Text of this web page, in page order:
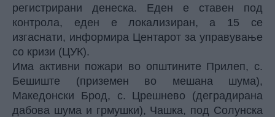
регистрирани денеска. Еден е ставен под
контрола, еден е локализиран, а 15 се
изгаснати, информира Центарот за управување
со кризи (ЦУК).
Има активни пожари во општините Прилеп, с.
Бешиште (приземен во мешана шума),
Македонски Брод, с. Црешнево (деградирана
дабова шума и грмушки), Чашка, под Солунска